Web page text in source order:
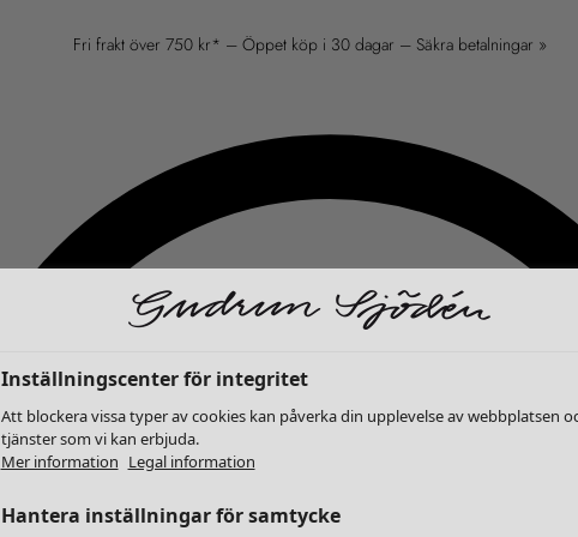
Fri frakt över 750 kr* – Öppet köp i 30 dagar – Säkra betalningar »
Inställningscenter för integritet
Att blockera vissa typer av cookies kan påverka din upplevelse av webbplatsen
tjänster som vi kan erbjuda.
Mer information Legal information
Hantera inställningar för samtycke